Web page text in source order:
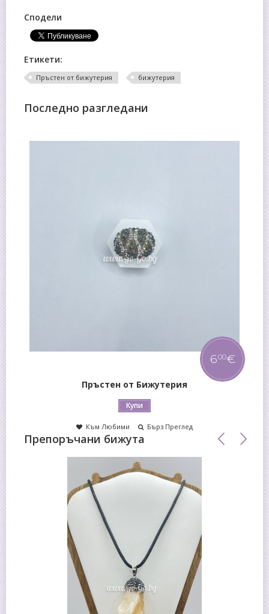
Сподели
Етикети:
Пръстен от бижутерия бижутерия
Последно разгледани
Пръстен от Бижутерия
600€
Купи
Към Любими Бърз Преглед
Препоръчани бижута